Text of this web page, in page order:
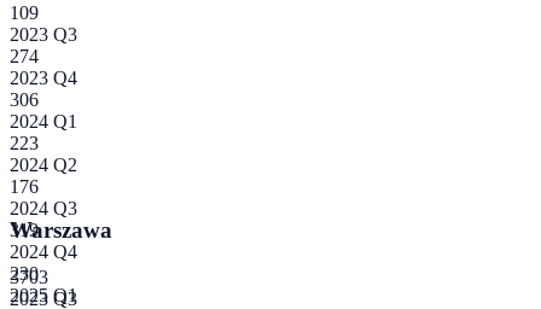
109
2023 Q3
274
2023 Q4
306
2024 Q1
223
2024 Q2
176
2024 Q3
319
2024 Q4
230
2025 Q1
Warszawa
3703
2023 Q3